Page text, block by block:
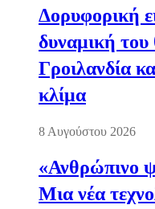
Δορυφορική
δυναμική
Γροιλανδία
κλίμα
8 Αυγούστου 2026
«Ανθρώπινο
Μια νέα